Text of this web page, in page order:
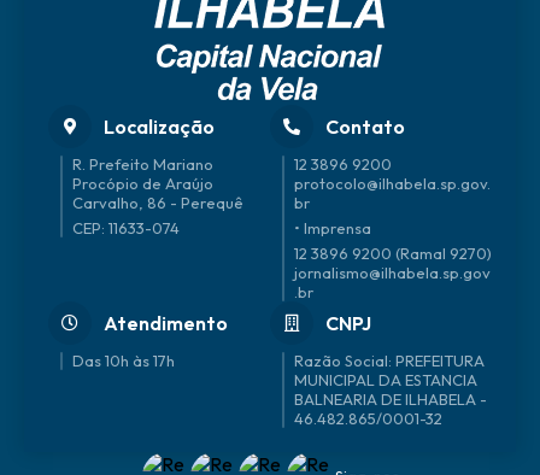
Localização
R. Prefeito Mariano
Procópio de Araújo
Carvalho, 86 - Perequê
CEP: 11633-074
Contato
12 3896 9200
protocolo@ilhabela.sp.gov.
br
• Imprensa
12 3896 9200 (Ramal 9270)
jornalismo@ilhabela.sp.gov
.br
Atendimento
Das 10h às 17h
CNPJ
46.482.865/0001-32